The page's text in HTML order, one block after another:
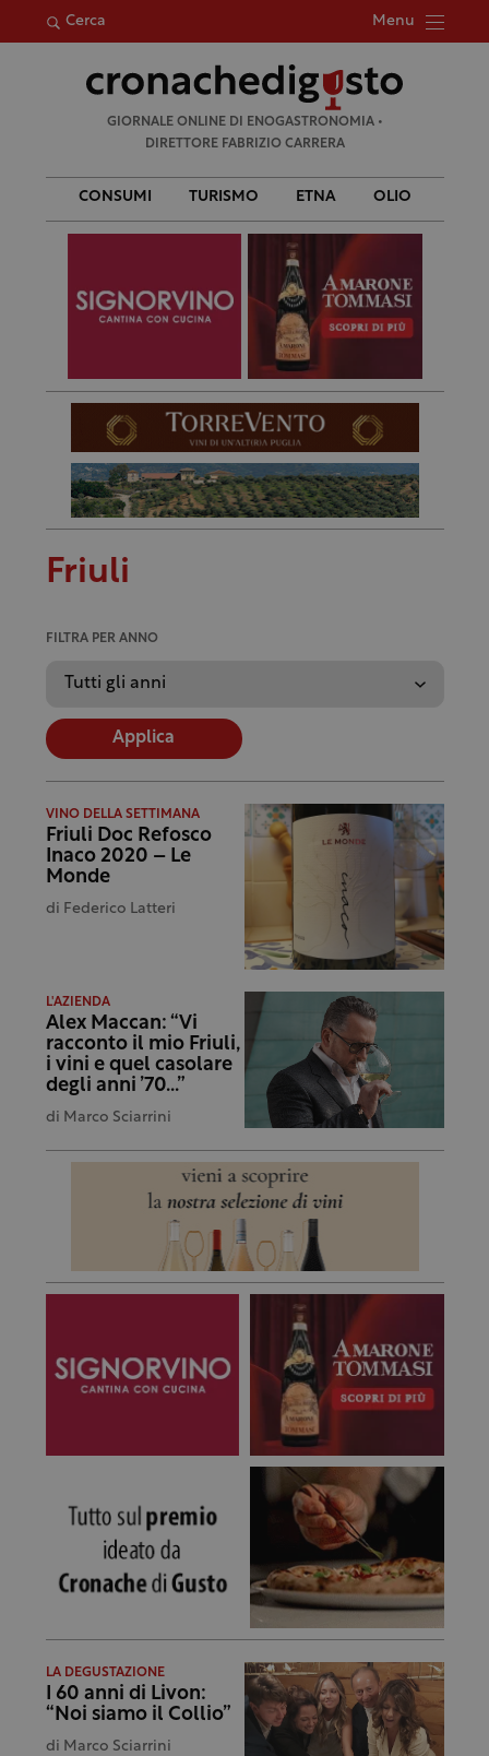
Cerca Menu
per:
GIORNALE ONLINE DI ENOGASTRONOMIA •
DIRETTORE FABRIZIO CARRERA
CONSUMI TURISMO ETNA OLIO
Friuli
FILTRA PER ANNO
Applica
VINO DELLA SETTIMANA
Friuli Doc Refosco
Inaco 2020 – Le
Monde
di Federico Latteri
L'AZIENDA
Alex Maccan: “Vi
racconto il mio Friuli,
i vini e quel casolare
degli anni ’70…”
di Marco Sciarrini
LA DEGUSTAZIONE
I 60 anni di Livon:
“Noi siamo il Collio”
di Marco Sciarrini